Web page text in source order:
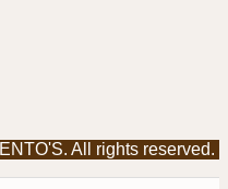
All rights reserved.